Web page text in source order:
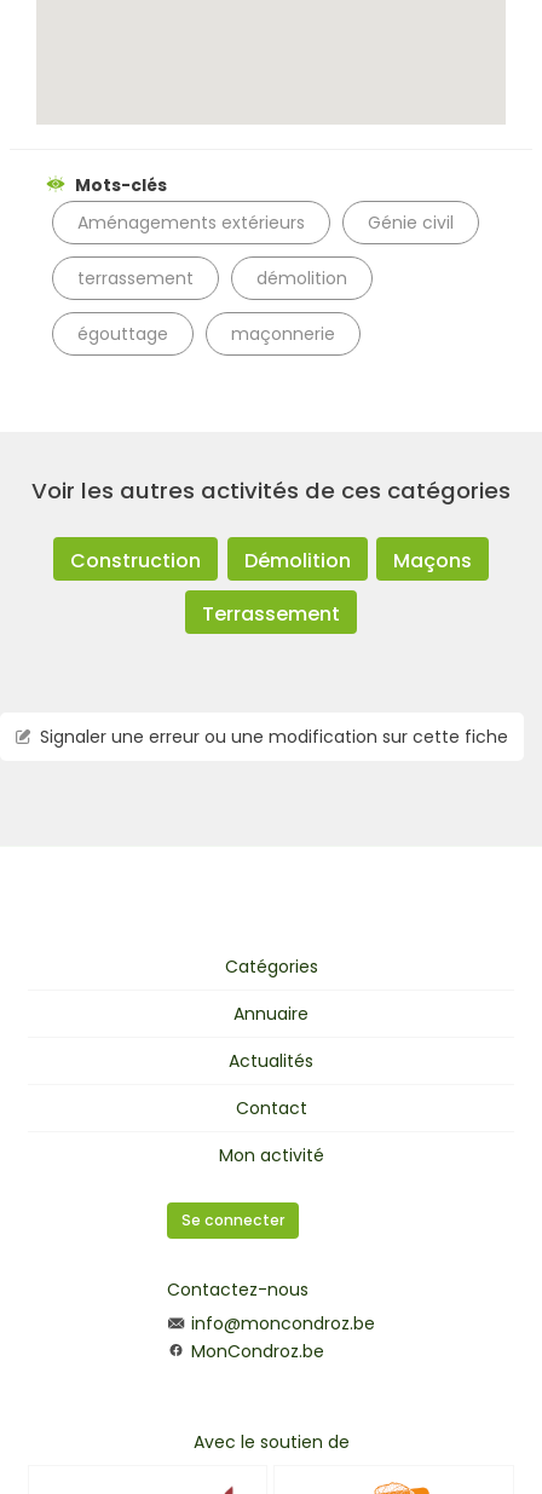
Mots-clés
Aménagements extérieurs
Génie civil
terrassement démolition
égouttage maçonnerie
Voir les autres activités de ces catégories
Construction Démolition
Maçons
Terrassement
Signaler une erreur ou une modification sur cette fiche
Catégories
Annuaire
Actualités
Contact
Mon activité
Se connecter
Contactez-nous
info@moncondroz.be
MonCondroz.be
Avec le soutien de